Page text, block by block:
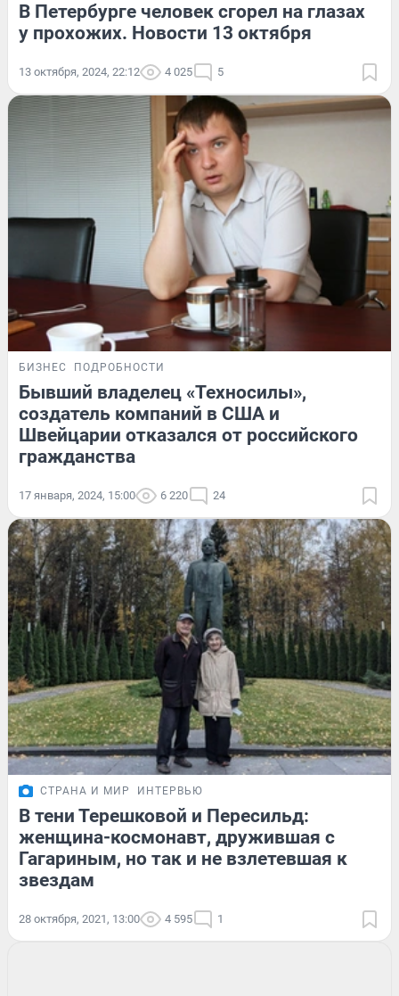
В Петербурге человек сгорел на глазах
у прохожих. Новости 13 октября
13 октября, 2024, 22:12 4 025 5
БИЗНЕС ПОДРОБНОСТИ
Бывший владелец «Техносилы»,
создатель компаний в США и
Швейцарии отказался от российского
гражданства
17 января, 2024, 15:00 6 220 24
СТРАНА И МИР ИНТЕРВЬЮ
В тени Терешковой и Пересильд:
женщина-космонавт, дружившая с
Гагариным, но так и не взлетевшая к
звездам
28 октября, 2021, 13:00 4 595 1